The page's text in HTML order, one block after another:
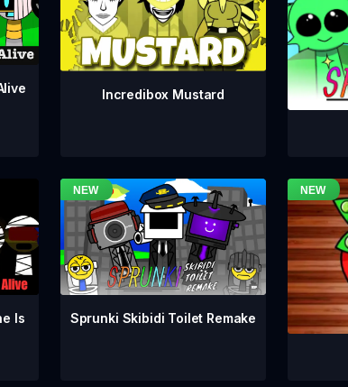
Incredibox Mustard
Is
Sprunki Skibidi Toilet Remake